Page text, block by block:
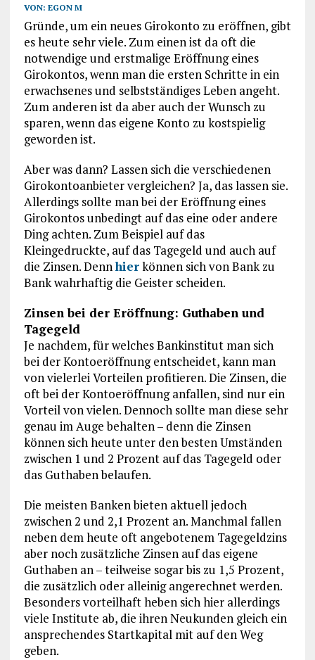
VON: EGON M
Gründe, um ein neues Girokonto zu eröffnen, gibt
es heute sehr viele. Zum einen ist da oft die
notwendige und erstmalige Eröffnung eines
Girokontos, wenn man die ersten Schritte in ein
erwachsenes und selbstständiges Leben angeht.
Zum anderen ist da aber auch der Wunsch zu
sparen, wenn das eigene Konto zu kostspielig
geworden ist.
Aber was dann? Lassen sich die verschiedenen
Girokontoanbieter vergleichen? Ja, das lassen sie.
Allerdings sollte man bei der Eröffnung eines
Girokontos unbedingt auf das eine oder andere
Ding achten. Zum Beispiel auf das
Kleingedruckte, auf das Tagegeld und auch auf
die Zinsen. Dennhierkönnen sich von Bank zu
Bank wahrhaftig die Geister scheiden.
Zinsen bei der Eröffnung: Guthaben und
Tagegeld
Je nachdem, für welches Bankinstitut man sich
bei der Kontoeröffnung entscheidet, kann man
von vielerlei Vorteilen profitieren. Die Zinsen, die
oft bei der Kontoeröffnung anfallen, sind nur ein
Vorteil von vielen. Dennoch sollte man diese sehr
genau im Auge behalten – denn die Zinsen
können sich heute unter den besten Umständen
zwischen 1 und 2 Prozent auf das Tagegeld oder
das Guthaben belaufen.
Die meisten Banken bieten aktuell jedoch
zwischen 2 und 2,1 Prozent an. Manchmal fallen
neben dem heute oft angebotenem Tagegeldzins
aber noch zusätzliche Zinsen auf das eigene
Guthaben an – teilweise sogar bis zu 1,5 Prozent,
die zusätzlich oder alleinig angerechnet werden.
Besonders vorteilhaft heben sich hier allerdings
viele Institute ab, die ihren Neukunden gleich ein
ansprechendes Startkapital mit auf den Weg
geben.